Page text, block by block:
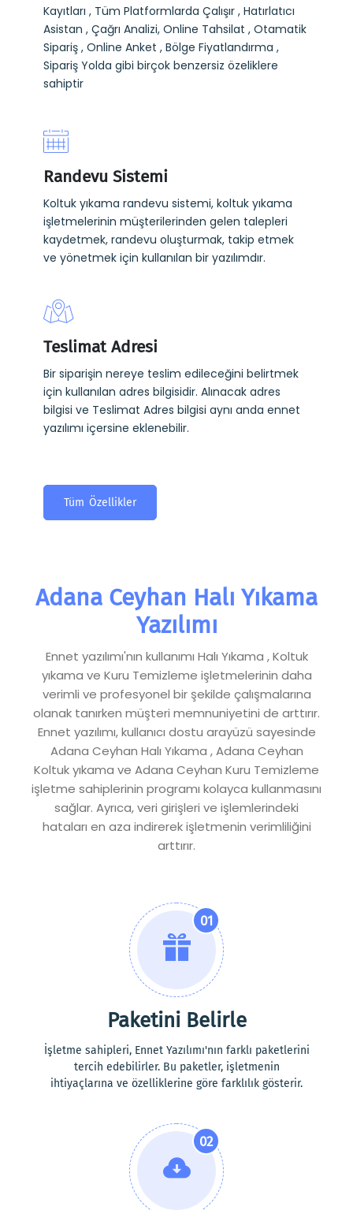
Kayıtları , Tüm Platformlarda Çalışır , Hatırlatıcı
Asistan , Çağrı Analizi, Online Tahsilat , Otamatik
Sipariş , Online Anket , Bölge Fiyatlandırma ,
Sipariş Yolda gibi birçok benzersiz özeliklere
sahiptir
Randevu Sistemi
Koltuk yıkama randevu sistemi, koltuk yıkama
işletmelerinin müşterilerinden gelen talepleri
kaydetmek, randevu oluşturmak, takip etmek
ve yönetmek için kullanılan bir yazılımdır.
Teslimat Adresi
Bir siparişin nereye teslim edileceğini belirtmek
için kullanılan adres bilgisidir. Alınacak adres
bilgisi ve Teslimat Adres bilgisi aynı anda ennet
yazılımı içersine eklenebilir.
Tüm Özellikler
Adana Ceyhan Halı Yıkama
Yazılımı
Ennet yazılımı'nın kullanımı Halı Yıkama , Koltuk
yıkama ve Kuru Temizleme işletmelerinin daha
verimli ve profesyonel bir şekilde çalışmalarına
olanak tanırken müşteri memnuniyetini de arttırır.
Ennet yazılımı, kullanıcı dostu arayüzü sayesinde
Adana Ceyhan Halı Yıkama , Adana Ceyhan
Koltuk yıkama ve Adana Ceyhan Kuru Temizleme
işletme sahiplerinin programı kolayca kullanmasını
sağlar. Ayrıca, veri girişleri ve işlemlerindeki
hataları en aza indirerek işletmenin verimliliğini
arttırır.
01
Paketini Belirle
İşletme sahipleri, Ennet Yazılımı'nın farklı paketlerini
tercih edebilirler. Bu paketler, işletmenin
ihtiyaçlarına ve özelliklerine göre farklılık gösterir.
02